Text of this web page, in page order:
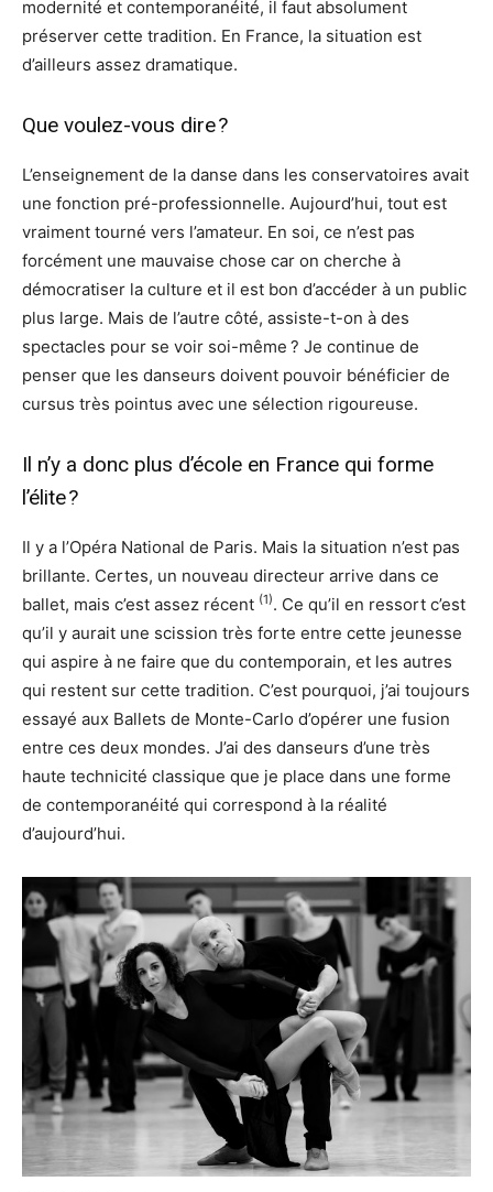
modernité et contemporanéité, il faut absolument
préserver cette tradition. En France, la situation est
d’ailleurs assez dramatique.
Que voulez-vous dire ?
L’enseignement de la danse dans les conservatoires avait
une fonction pré-professionnelle. Aujourd’hui, tout est
vraiment tourné vers l’amateur. En soi, ce n’est pas
forcément une mauvaise chose car on cherche à
démocratiser la culture et il est bon d’accéder à un public
plus large. Mais de l’autre côté, assiste-t-on à des
spectacles pour se voir soi-même ? Je continue de
penser que les danseurs doivent pouvoir bénéficier de
cursus très pointus avec une sélection rigoureuse.
Il n’y a donc plus d’école en France qui forme
l’élite ?
Il y a l’Opéra National de Paris. Mais la situation n’est pas
brillante. Certes, un nouveau directeur arrive dans ce
ballet, mais c’est assez récent (1). Ce qu’il en ressort c’est
qu’il y aurait une scission très forte entre cette jeunesse
qui aspire à ne faire que du contemporain, et les autres
qui restent sur cette tradition. C’est pourquoi, j’ai toujours
essayé aux Ballets de Monte-Carlo d’opérer une fusion
entre ces deux mondes. J’ai des danseurs d’une très
haute technicité classique que je place dans une forme
de contemporanéité qui correspond à la réalité
d’aujourd’hui.